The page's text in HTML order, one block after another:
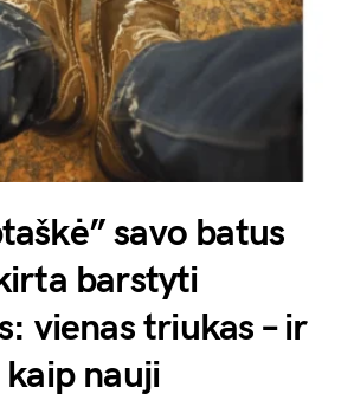
savo batus
barstyti
vienas triukas – ir
nauji